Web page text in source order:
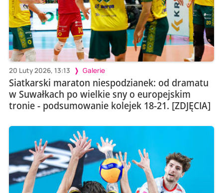
20 Luty 2026, 13:13 Galerie
Siatkarski maraton niespodzianek: od dramatu
w Suwałkach po wielkie sny o europejskim
tronie - podsumowanie kolejek 18-21. [ZDJĘCIA]